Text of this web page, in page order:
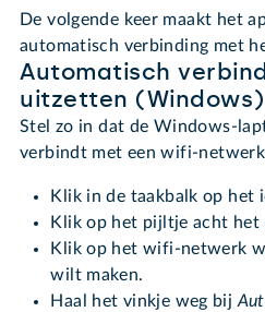
De volgende keer maakt het
automatisch verbinding met
Automatisch
uitzetten (Windows)
Stel zo in dat de Windows-
verbindt met een wifi-
Klik in de taakbalk op het
Klik op het pijltje acht
Klik op het wifi-netwerk
wilt maken.
Haal het vinkje weg bij